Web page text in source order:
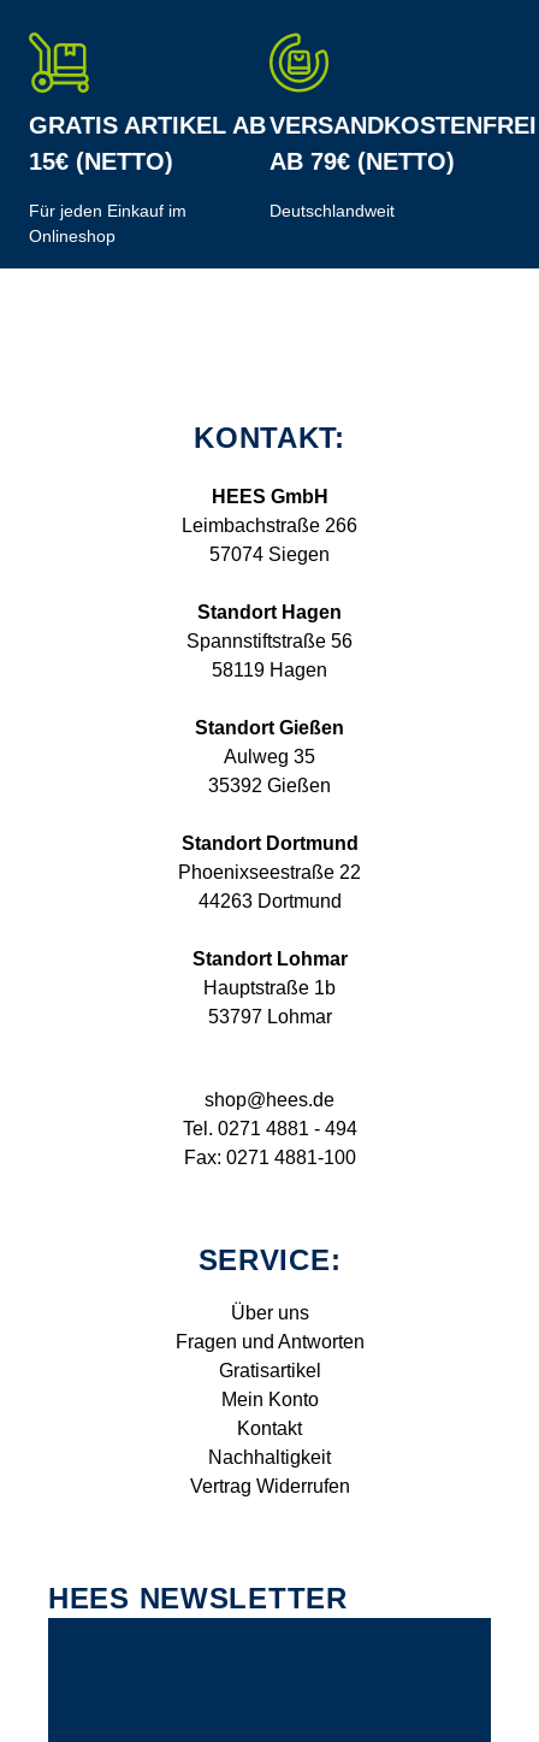
GRATIS ARTIKEL AB
15€ (NETTO)
Für jeden Einkauf im
Onlineshop
VERSANDKOSTENFREI
AB 79€ (NETTO)
Deutschlandweit
KONTAKT:
HEES GmbH
Leimbachstraße 266
57074 Siegen
Standort Hagen
Spannstiftstraße 56
58119 Hagen
Standort Gießen
Aulweg 35
35392 Gießen
Standort Dortmund
Phoenixseestraße 22
44263 Dortmund
Standort Lohmar
Hauptstraße 1b
53797 Lohmar
shop@hees.de
Tel. 0271 4881 - 494
Fax: 0271 4881-100
SERVICE:
Über uns
Fragen und Antworten
Gratisartikel
Mein Konto
Kontakt
Nachhaltigkeit
Vertrag Widerrufen
HEES NEWSLETTER